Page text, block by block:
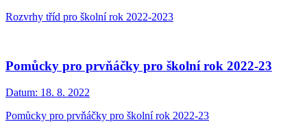
Rozvrhy tříd pro školní rok 2022-2023
Pomůcky pro prvňáčky pro školní rok 2022-23
Datum: 18. 8. 2022
Pomůcky pro prvňáčky pro školní rok 2022-23